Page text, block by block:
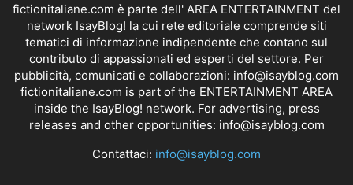
fictionitaliane.com è parte dell' AREA ENTERTAINMENT del
network IsayBlog! la cui rete editoriale comprende siti
tematici di informazione indipendente che contano sul
contributo di appassionati ed esperti del settore. Per
pubblicità, comunicati e collaborazioni: info@isayblog.com
fictionitaliane.com is part of the ENTERTAINMENT AREA
inside the IsayBlog! network. For advertising, press
releases and other opportunities: info@isayblog.com
Contattaci: info@isayblog.com